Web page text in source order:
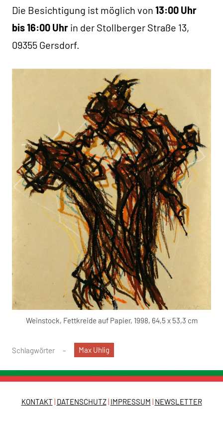
Die Besichtigung ist möglich von 13:00 Uhr
bis 16:00 Uhr in der Stollberger Straße 13,
09355 Gersdorf.
Weinstock, Fettkreide auf Papier, 1998, 64,5 x 53,3 cm
Schlagwörter Max Uhlig
KONTAKT | DATENSCHUTZ| IMPRESSUM | NEWSLETTER